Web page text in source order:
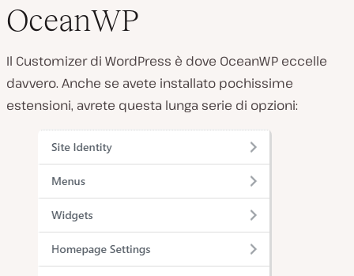
OceanWP
Il Customizer di WordPress è dove OceanWP eccelle
davvero. Anche se avete installato pochissime
estensioni, avrete questa lunga serie di opzioni: